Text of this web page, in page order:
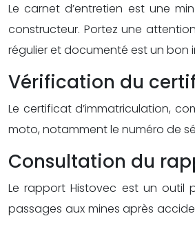
Le carnet d’entretien est une
constructeur. Portez une
régulier et documenté est un bon
Vérification du
Le certificat d’immatriculation,
moto, notamment le numéro de
Consultation du
Le rapport Histovec est un outil
passages aux mines après